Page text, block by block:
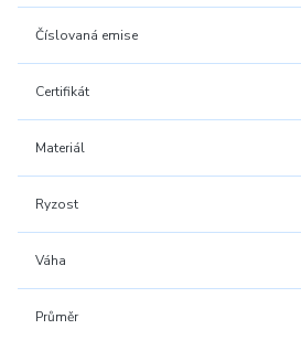
Číslovaná emise
Certifikát
Materiál
Ryzost
Váha
Průměr